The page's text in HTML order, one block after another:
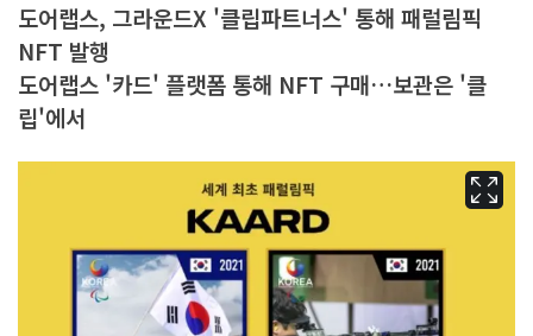
도어랩스, 그라운드X '클립파트너스' 통해 패럴림픽
NFT 발행
도어랩스 '카드' 플랫폼 통해 NFT 구매…보관은 '클
립'에서